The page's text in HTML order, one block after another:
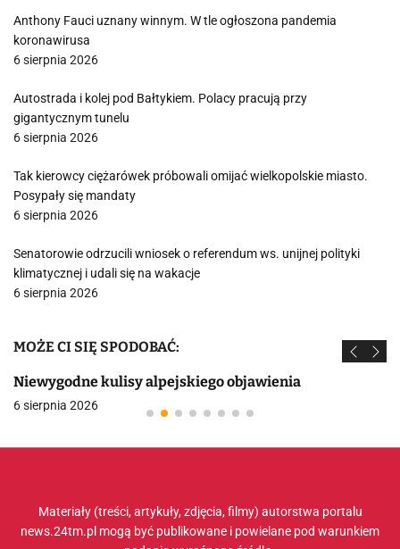
Anthony Fauci uznany winnym. W tle ogłoszona pandemia
koronawirusa
6 sierpnia 2026
Autostrada i kolej pod Bałtykiem. Polacy pracują przy
gigantycznym tunelu
6 sierpnia 2026
Tak kierowcy ciężarówek próbowali omijać wielkopolskie miasto.
Posypały się mandaty
6 sierpnia 2026
Senatorowie odrzucili wniosek o referendum ws. unijnej polityki
klimatycznej i udali się na wakacje
6 sierpnia 2026
MOŻE CI SIĘ SPODOBAĆ:
Niewygodne kulisy alpejskiego objawienia
6 sierpnia 2026
Materiały (treści, artykuły, zdjęcia, filmy) autorstwa portalu
news.24tm.pl mogą być publikowane i powielane pod warunkiem